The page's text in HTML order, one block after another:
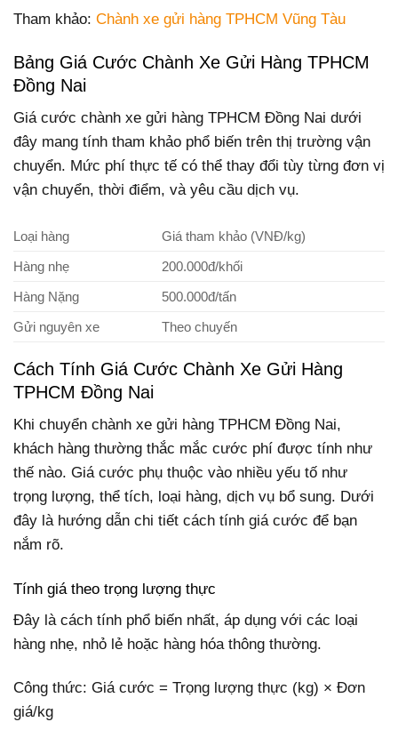
Tham khảo: Chành xe gửi hàng TPHCM Vũng Tàu
Bảng Giá Cước Chành Xe Gửi Hàng TPHCM
Đồng Nai
Giá cước chành xe gửi hàng TPHCM Đồng Nai dưới
đây mang tính tham khảo phổ biến trên thị trường vận
chuyển. Mức phí thực tế có thể thay đổi tùy từng đơn vị
vận chuyển, thời điểm, và yêu cầu dịch vụ.
Loại hàng
Giá tham khảo (VNĐ/kg)
Hàng nhẹ
200.000đ/khối
Hàng Nặng
500.000đ/tấn
Gửi nguyên xe
Theo chuyến
Cách Tính Giá Cước Chành Xe Gửi Hàng
TPHCM Đồng Nai
Khi chuyển chành xe gửi hàng TPHCM Đồng Nai,
khách hàng thường thắc mắc cước phí được tính như
thế nào. Giá cước phụ thuộc vào nhiều yếu tố như
trọng lượng, thể tích, loại hàng, dịch vụ bổ sung. Dưới
đây là hướng dẫn chi tiết cách tính giá cước để bạn
nắm rõ.
Tính giá theo trọng lượng thực
Đây là cách tính phổ biến nhất, áp dụng với các loại
hàng nhẹ, nhỏ lẻ hoặc hàng hóa thông thường.
Công thức: Giá cước = Trọng lượng thực (kg) × Đơn
giá/kg